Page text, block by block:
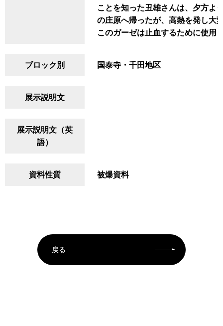
ことを知った丑雄さんは、夕方よ
の庄原へ帰ったが、高熱を発し大
このガーゼは止血するために使用
ブロック別 国泰寺・千田地区
展示説明文
展示説明文（英
語）
資料性質 被爆資料
戻る